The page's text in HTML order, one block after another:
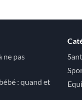
ne pas
: quand et